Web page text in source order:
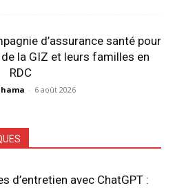
d’assurance santé pour
la GIZ et leurs familles en
RDC
- 6 août 2026
d’entretien avec ChatGPT :